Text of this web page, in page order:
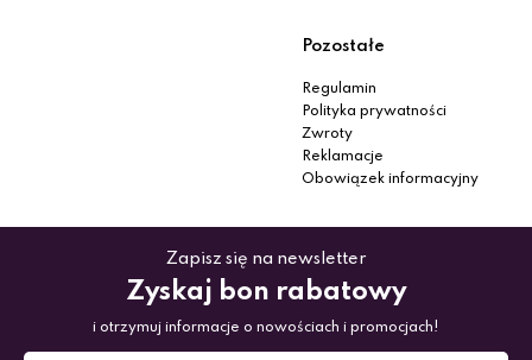
Pozostałe
Regulamin
Polityka prywatności
Zwroty
Reklamacje
Obowiązek informacyjny
Zapisz się na newsletter
Zyskaj bon rabatowy
i otrzymuj informacje o nowościach i promocjach!